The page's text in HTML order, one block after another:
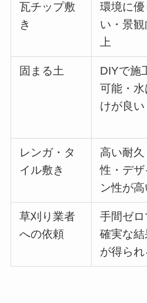
瓦チップ敷
き
環境に優
い・景観
上
固まる土
DIYで施
可能・水
けが良い
レンガ・タ
イル敷き
高い耐久
性・デザ
ン性が高
草刈り業者
への依頼
手間ゼロ
確実な結
が得られ